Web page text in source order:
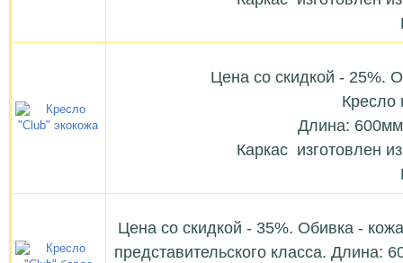
Цена со скидкой - 25%.
Кресло
Длина:
Каркас изготовлен
Цена со скидкой - 35%. Обивка -
представительского класса.